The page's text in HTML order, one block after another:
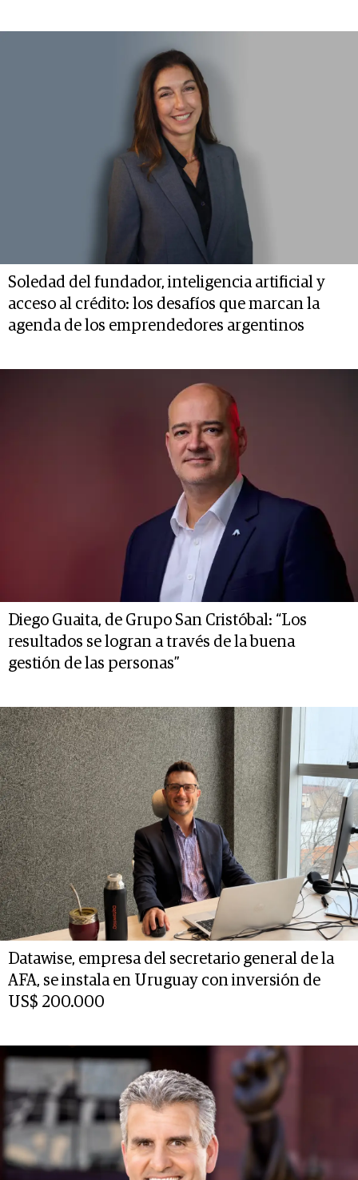
Soledad del fundador, inteligencia artificial y
acceso al crédito: los desafíos que marcan la
agenda de los emprendedores argentinos
Diego Guaita, de Grupo San Cristóbal: “Los
resultados se logran a través de la buena
gestión de las personas”
Datawise, empresa del secretario general de la
AFA, se instala en Uruguay con inversión de
US$ 200.000